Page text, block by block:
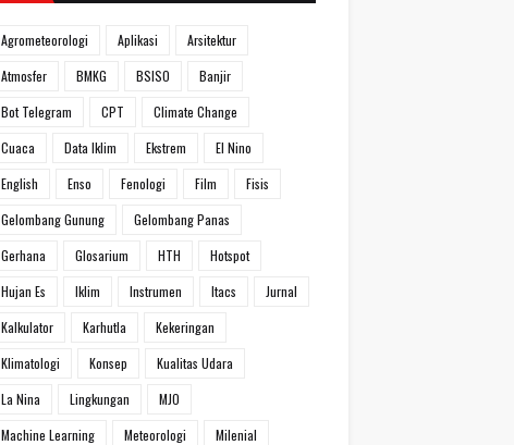
Agrometeorologi Aplikasi
Arsitektur
Atmosfer
BMKG BSISO
Banjir
Bot Telegram
CPT
Climate Change
Cuaca
Data Iklim Ekstrem
El Nino
English
Enso Fenologi Film
Fisis
Gelombang Gunung
Gelombang Panas
Gerhana
Glosarium HTH
Hotspot
Hujan Es
Iklim Instrumen Itacs
Jurnal
Kalkulator
Karhutla
Kekeringan
Klimatologi
Konsep
Kualitas Udara
La Nina
Lingkungan
MJO
Machine Learning
Meteorologi
Milenial